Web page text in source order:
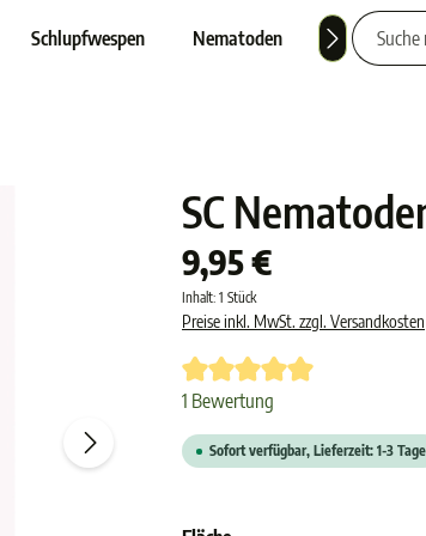
Schlupfwespen Nematoden Nützlinge
SC
9,95 €
Inhalt: 1 Stück
Preise inkl. MwSt. zzgl. Versandkosten
Durchschnittliche Bewertung von
1 Bewertung
Sofort verfügbar, Lieferzeit: 1-3 Tage